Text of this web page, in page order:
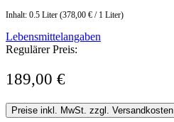
Inhalt: 0.5 Liter (378,00 € / 1 Liter)
Lebensmittelangaben
Regulärer Preis:
189,00 €
Preise inkl. MwSt. zzgl. Versandkosten